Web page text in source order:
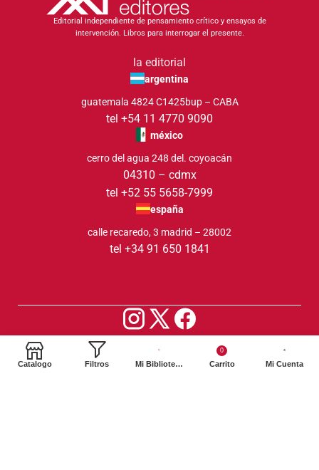
Editorial independiente de pensamiento crítico y ensayos de
intervención. Libros para interrogar el presente.
la editorial
argentina
guatemala 4824 C1425bup – CABA
tel +54 11 4770 9090
méxico
cerro del agua 248 del. coyoacán
04310 – cdmx
tel +52 55 5658-7999
españa
calle recaredo, 3 madrid – 28002
tel +34 91 650 1841
2024. Siglo XXI Editores Argentina ©️. Todos los derechos
Catalogo Filtros Mi Biblioteca
0
Carrito Mi Cuenta